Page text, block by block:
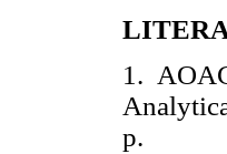
1.
p.